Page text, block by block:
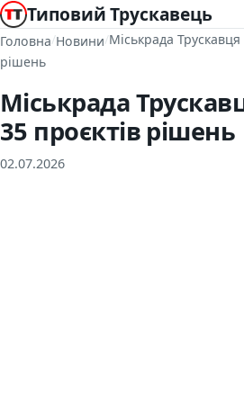
Типовий Трускавець
Головна/Новини/Міськрада
рішень
Міськрада
35 проєктів рішень
02.07.2026